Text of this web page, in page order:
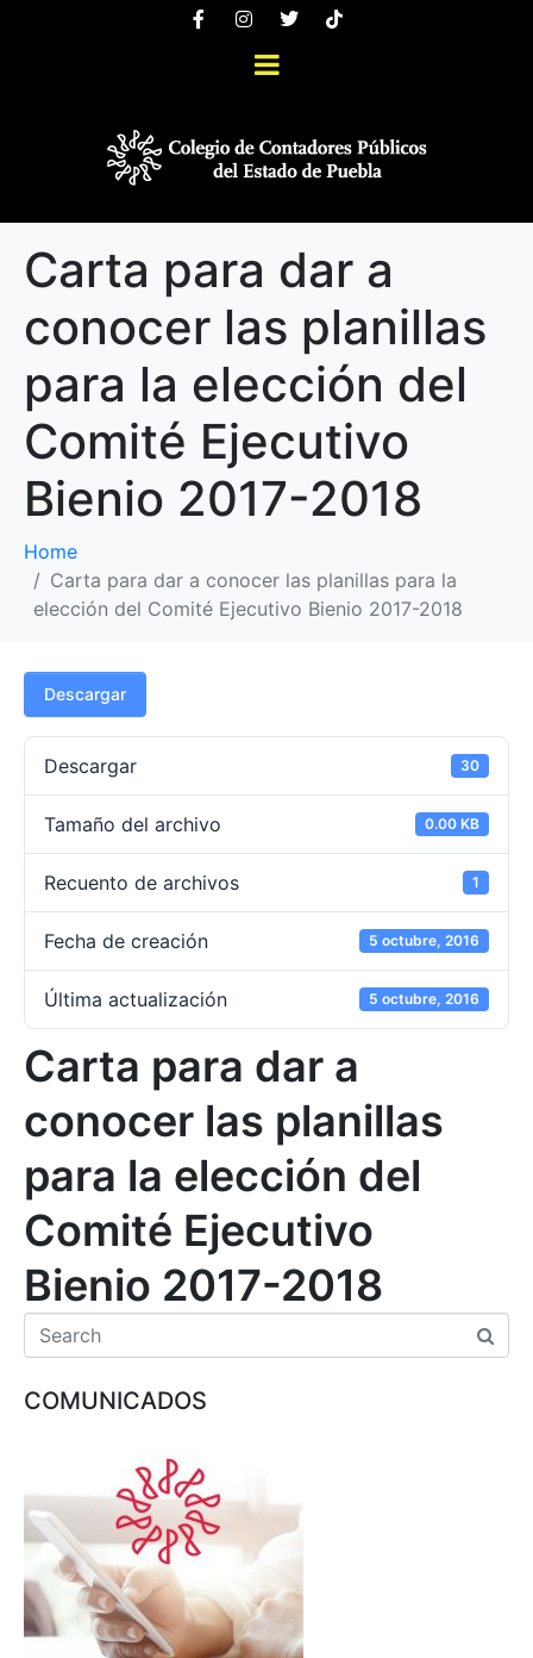
Carta para dar a
conocer las planillas
para la elección del
Comité Ejecutivo
Bienio 2017-2018
Home
Carta para dar a conocer las planillas para la
elección del Comité Ejecutivo Bienio 2017-2018
Descargar
Descargar 30
Tamaño del archivo 0.00 KB
Recuento de archivos 1
Fecha de creación 5 octubre, 2016
Última actualización 5 octubre, 2016
Carta para dar a
conocer las planillas
para la elección del
Comité Ejecutivo
Bienio 2017-2018
COMUNICADOS